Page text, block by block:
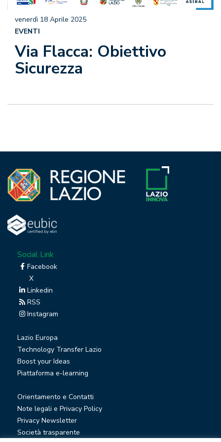
Via Flacca: Obiettivo
Sicurezza
venerdì 18 Aprile 2025
EVENTI
Social Link
Facebook
X
Linkedin
RSS
Instagram
Lazio Europa
Technology Transfer Lazio
Boost your Ideas
Piattaforma e-learning
Orientamento e Contatti
Note legali e Privacy Policy
Privacy Newsletter
Società trasparente